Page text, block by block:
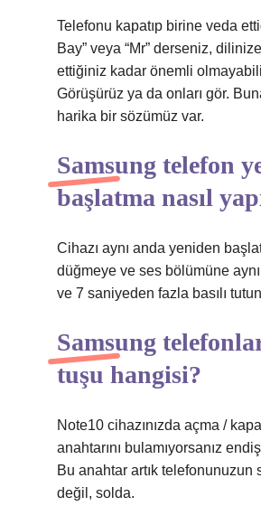
Telefonu kapatıp birine veda
Bay” veya “Mr” derseniz,
ettiğiniz kadar önemli
Görüşürüz ya da onları gör.
harika bir sözümüz var.
Samsung telefon
başlatma nasıl
Cihazı aynı anda yeniden
düğmeye ve ses bölümüne
ve 7 saniyeden fazla basılı
Samsung
tuşu hangisi?
Note10 cihazınızda açma /
anahtarını bulamıyorsanız
Bu anahtar artık telefonunuzun
değil, solda.